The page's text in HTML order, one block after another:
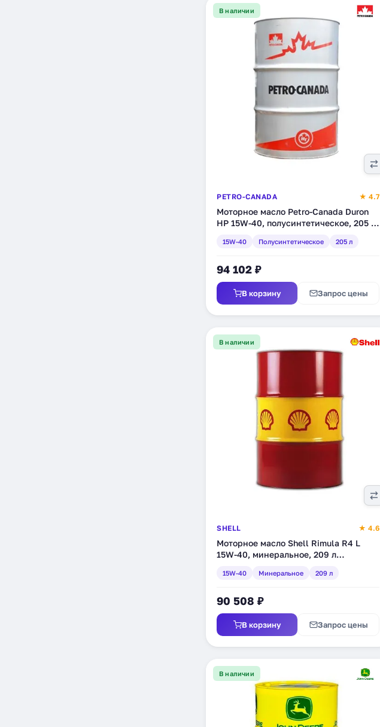
В наличии
PETRO-CANADA ★ 4.7
Моторное масло Petro-Canada Duron
HP 15W-40, полусинтетическое, 205 л
15W-40 Полусинтетическое 205 л
94 102 ₽
В корзину Запрос цены
В наличии
SHELL ★ 4.6
Моторное масло Shell Rimula R4 L
15W-40, минеральное, 209 л
15W-40 Минеральное 209 л
90 508 ₽
В корзину Запрос цены
В наличии